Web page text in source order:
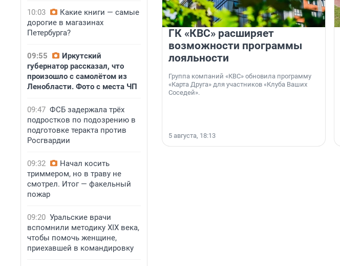
10:03
Какие книги — самые
дорогие в магазинах
Петербурга?
09:55
Иркутский
губернатор рассказал, что
произошло с самолётом из
Ленобласти. Фото с места ЧП
09:47 ФСБ задержала трёх
подростков по подозрению в
подготовке теракта против
Росгвардии
09:32
Начал косить
триммером, но в траву не
смотрел. Итог — факельный
пожар
09:20 Уральские врачи
вспомнили методику XIX века,
чтобы помочь женщине,
приехавшей в командировку
ГК «КВС» расширяет
возможности программы
лояльности
Группа компаний «КВС» обновила программу
«Карта Друга» для участников «Клуба Ваших
Соседей».
5 августа, 18:13